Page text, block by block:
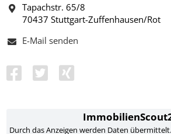
Tapachstr. 65/8
70437 Stuttgart-Zuffenhausen/Rot
E-Mail senden